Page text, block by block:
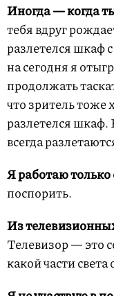
Иногда — когда
тебя вдруг
разлетелся шкаф
на сегодня я
продолжать
что зритель тоже
разлетелся
всегда
Я работаю только
поспорить.
Из
Телевизор — это
какой части света